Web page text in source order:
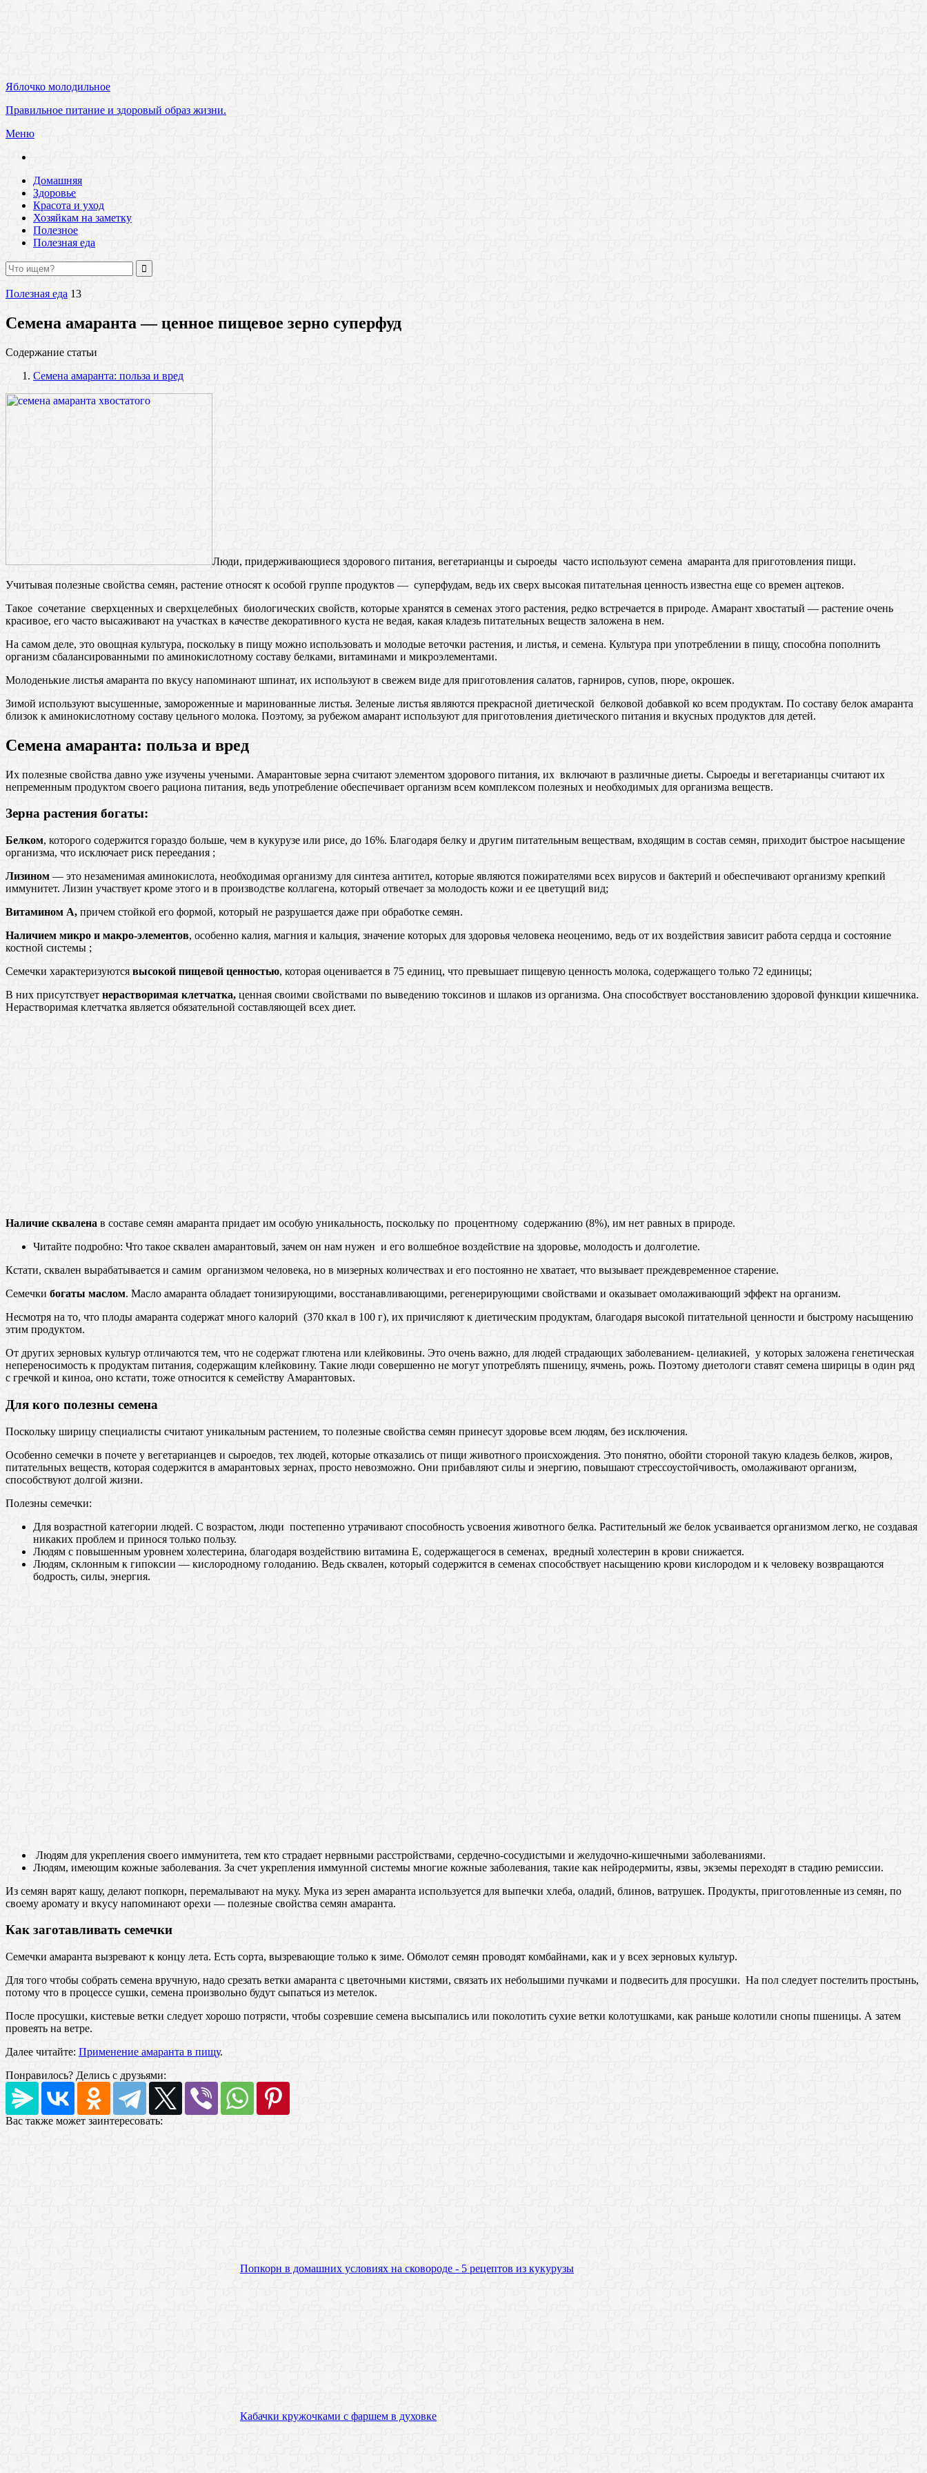
Яблочко молодильное
Правильное питание и здоровый образ жизни.
Меню
Домашняя
Здоровье
Красота и уход
Хозяйкам на заметку
Полезное
Полезная еда
Полезная еда 13
Семена амаранта — ценное пищевое зерно суперфуд
Содержание статьи
Семена амаранта: польза и вред
Люди, придерживающиеся здорового питания, вегетарианцы и сыроеды часто используют семена амаранта для приготовления пищи.
Учитывая полезные свойства семян, растение относят к особой группе продуктов — суперфудам, ведь их сверх высокая питательная ценность известна еще со времен ацтеков.
Такое сочетание сверхценных и сверхцелебных биологических свойств, которые хранятся в семенах этого растения, редко встречается в природе. Амарант хвостатый — растение очень
красивое, его часто высаживают на участках в качестве декоративного куста не ведая, какая кладезь питательных веществ заложена в нем.
На самом деле, это овощная культура, поскольку в пищу можно использовать и молодые веточки растения, и листья, и семена. Культура при употреблении в пищу, способна пополнить
организм сбалансированными по аминокислотному составу белками, витаминами и микроэлементами.
Молоденькие листья амаранта по вкусу напоминают шпинат, их используют в свежем виде для приготовления салатов, гарниров, супов, пюре, окрошек.
Зимой используют высушенные, замороженные и маринованные листья. Зеленые листья являются прекрасной диетической белковой добавкой ко всем продуктам. По составу белок амаранта
близок к аминокислотному составу цельного молока. Поэтому, за рубежом амарант используют для приготовления диетического питания и вкусных продуктов для детей.
Семена амаранта: польза и вред
Их полезные свойства давно уже изучены учеными. Амарантовые зерна считают элементом здорового питания, их включают в различные диеты. Сыроеды и вегетарианцы считают их
непременным продуктом своего рациона питания, ведь употребление обеспечивает организм всем комплексом полезных и необходимых для организма веществ.
Зерна растения богаты:
Белком, которого содержится гораздо больше, чем в кукурузе или рисе, до 16%. Благодаря белку и другим питательным веществам, входящим в состав семян, приходит быстрое насыщение
организма, что исключает риск переедания ;
Лизином— это незаменимая аминокислота, необходимая организму для синтеза антител, которые являются пожирателями всех вирусов и бактерий и обеспечивают организму крепкий
иммунитет. Лизин участвует кроме этого и в производстве коллагена, который отвечает за молодость кожи и ее цветущий вид;
Витамином А, причем стойкой его формой, который не разрушается даже при обработке семян.
Наличием микро и макро-элементов, особенно калия, магния и кальция, значение которых для здоровья человека неоценимо, ведь от их воздействия зависит работа сердца и состояние
костной системы ;
Семечки характеризуются высокой пищевой ценностью, которая оценивается в 75 единиц, что превышает пищевую ценность молока, содержащего только 72 единицы;
В них присутствует нерастворимая клетчатка, ценная своими свойствами по выведению токсинов и шлаков из организма. Она способствует восстановлению здоровой функции кишечника.
Нерастворимая клетчатка является обязательной составляющей всех диет.
Наличие сквалена в составе семян амаранта придает им особую уникальность, поскольку по процентному содержанию (8%), им нет равных в природе.
Читайте подробно: Что такое сквален амарантовый, зачем он нам нужен и его волшебное воздействие на здоровье, молодость и долголетие.
Кстати, сквален вырабатывается и самим организмом человека, но в мизерных количествах и его постоянно не хватает, что вызывает преждевременное старение.
Семечки богаты маслом. Масло амаранта обладает тонизирующими, восстанавливающими, регенерирующими свойствами и оказывает омолаживающий эффект на организм.
Несмотря на то, что плоды амаранта содержат много калорий (370 ккал в 100 г), их причисляют к диетическим продуктам, благодаря высокой питательной ценности и быстрому насыщению
этим продуктом.
От других зерновых культур отличаются тем, что не содержат глютена или клейковины. Это очень важно, для людей страдающих заболеванием- целиакией, у которых заложена генетическая
непереносимость к продуктам питания, содержащим клейковину. Такие люди совершенно не могут употреблять пшеницу, ячмень, рожь. Поэтому диетологи ставят семена ширицы в один ряд
с гречкой и киноа, оно кстати, тоже относится к семейству Амарантовых.
Для кого полезны семена
Поскольку ширицу специалисты считают уникальным растением, то полезные свойства семян принесут здоровье всем людям, без исключения.
Особенно семечки в почете у вегетарианцев и сыроедов, тех людей, которые отказались от пищи животного происхождения. Это понятно, обойти стороной такую кладезь белков, жиров,
питательных веществ, которая содержится в амарантовых зернах, просто невозможно. Они прибавляют силы и энергию, повышают стрессоустойчивость, омолаживают организм,
способствуют долгой жизни.
Полезны семечки:
Для возрастной категории людей. С возрастом, люди постепенно утрачивают способность усвоения животного белка. Растительный же белок усваивается организмом легко, не создавая
никаких проблем и принося только пользу.
Людям с повышенным уровнем холестерина, благодаря воздействию витамина Е, содержащегося в семенах, вредный холестерин в крови снижается.
Людям, склонным к гипоксии — кислородному голоданию. Ведь сквален, который содержится в семенах способствует насыщению крови кислородом и к человеку возвращаются
бодрость, силы, энергия.
Людям для укрепления своего иммунитета, тем кто страдает нервными расстройствами, сердечно-сосудистыми и желудочно-кишечными заболеваниями.
Людям, имеющим кожные заболевания. За счет укрепления иммунной системы многие кожные заболевания, такие как нейродермиты, язвы, экземы переходят в стадию ремиссии.
Из семян варят кашу, делают попкорн, перемалывают на муку. Мука из зерен амаранта используется для выпечки хлеба, оладий, блинов, ватрушек. Продукты, приготовленные из семян, по
своему аромату и вкусу напоминают орехи — полезные свойства семян амаранта.
Как заготавливать семечки
Семечки амаранта вызревают к концу лета. Есть сорта, вызревающие только к зиме. Обмолот семян проводят комбайнами, как и у всех зерновых культур.
Для того чтобы собрать семена вручную, надо срезать ветки амаранта с цветочными кистями, связать их небольшими пучками и подвесить для просушки. На пол следует постелить простынь,
потому что в процессе сушки, семена произвольно будут сыпаться из метелок.
После просушки, кистевые ветки следует хорошо потрясти, чтобы созревшие семена высыпались или поколотить сухие ветки колотушками, как раньше колотили снопы пшеницы. А затем
провеять на ветре.
Далее читайте: Применение амаранта в пищу.
Понравилось? Делись с друзьями:
Вас также может заинтересовать:
Попкорн в домашних условиях на сковороде - 5 рецептов из кукурузы
Кабачки кружочками с фаршем в духовке